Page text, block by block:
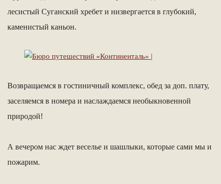
лесистый Суганский хребет и низвергается в глубокий,
каменистый каньон.
Возвращаемся в гостиничный комплекс, обед за доп. плату,
заселяемся в номера и наслаждаемся необыкновенной
природой!
А вечером нас ждет веселье и шашлыки, которые сами мы и
пожарим.